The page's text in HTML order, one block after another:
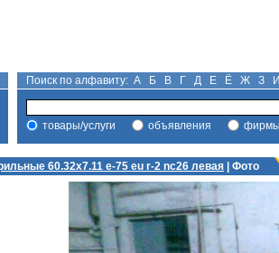
Поиск по алфавиту: А Б В Г Д Е Ё Ж З И
товары/услуги объявления фирмы
60.32х7.11 e-75 eu r-2 nc26 левая | Фото